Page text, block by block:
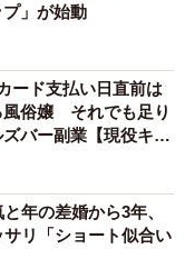
」が始動
ード支払い日直前は
俗嬢 それでも足り
バー副業【現役キャ
年の差婚から3年、
リ「ショート似合い